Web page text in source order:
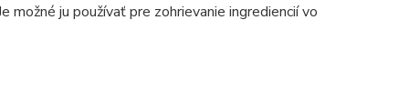
možné ju používať pre zohrievanie ingrediencií vo